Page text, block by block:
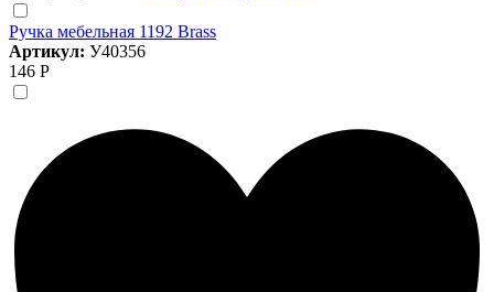
Ручка мебельная 1192 Brass
Артикул: У40356
146 Р